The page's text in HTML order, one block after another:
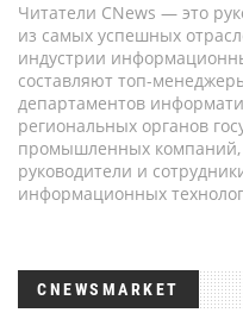
Читатели CNews — это
из самых успешных
индустрии
составляют топ-
департаментов
региональных органов
промышленных компаний,
руководители и
информационных
CNEWSMARKET